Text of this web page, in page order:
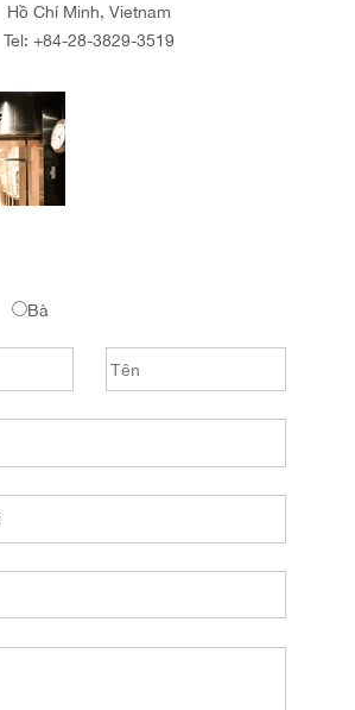
Hồ Chí Minh, Vietnam
Tel: +84-28-3829-3519
Bà